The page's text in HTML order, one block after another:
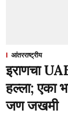
आंतरराष्ट्रीय
इराणचा
हल्ला; एका
जण जखमी